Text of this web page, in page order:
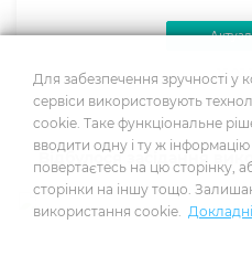
Відбулося засідання
Для забезпечення зручності у
сервіси використовують
cookie. Таке функціональне
вводити одну і ту ж
повертаєтесь на цю сторінку,
сторінки на іншу тощо.
використання cookie.